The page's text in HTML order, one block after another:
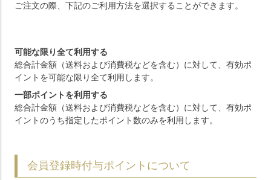
ご注文の際、下記のご利用方法を選択することができます。
可能な限り全て利用する
総合計金額（送料および消費税などを含む）に対して、有効ポ
イントを可能な限り全て利用します。
一部ポイントを利用する
総合計金額（送料および消費税などを含む）に対して、有効ポ
イントのうち指定したポイント数のみを利用します。
会員登録時付与ポイントについて